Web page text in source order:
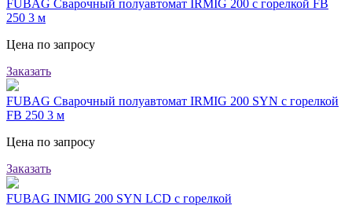
FUBAG Сварочный полуавтомат IRMIG 200 с горелкой FB
250 3 м
Цена по запросу
Заказать
FUBAG Сварочный полуавтомат IRMIG 200 SYN с горелкой
FB 250 3 м
Цена по запросу
Заказать
FUBAG INMIG 200 SYN LCD с горелкой